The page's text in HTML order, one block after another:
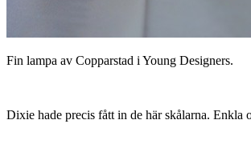
Fin lampa av Copparstad i Young Designers.
Dixie hade precis fått in de här skålarna. Enkla